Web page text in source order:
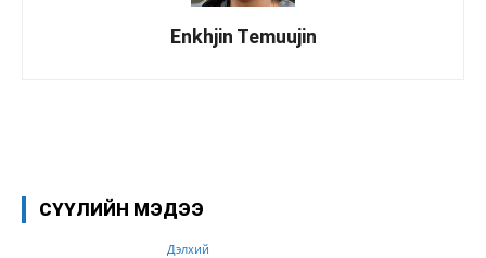
Enkhjin Temuujin
СҮҮЛИЙН МЭДЭЭ
Дэлхий